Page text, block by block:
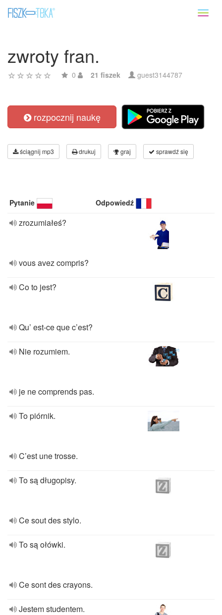
zwroty fran.
0 21 fiszek guest3144787
rozpocznij naukę
ściągnij mp3 drukuj graj sprawdź się
Pytanie Odpowiedź
zrozumiałeś?
vous avez compris?
Co to jest?
Qu’ est-ce que c’est?
Nie rozumiem.
je ne comprends pas.
To piórnik.
C’est une trosse.
To są długopisy.
Ce sout des stylo.
To są ołówki.
Ce sont des crayons.
Jestem studentem.